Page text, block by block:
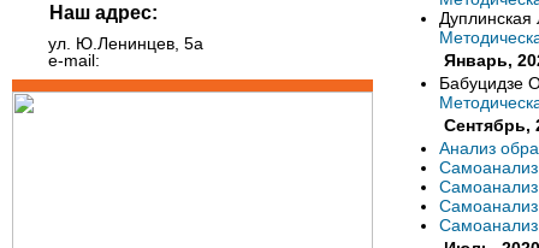
Наш адрес:
ул. Ю.Ленинцев, 5а
e-mail:
Январь,
Бабуцидзе
Сентябрь,
Анализ